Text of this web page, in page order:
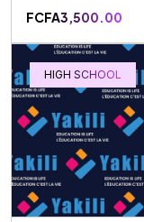
FCFA3,500.00
HIGH SCHOOL